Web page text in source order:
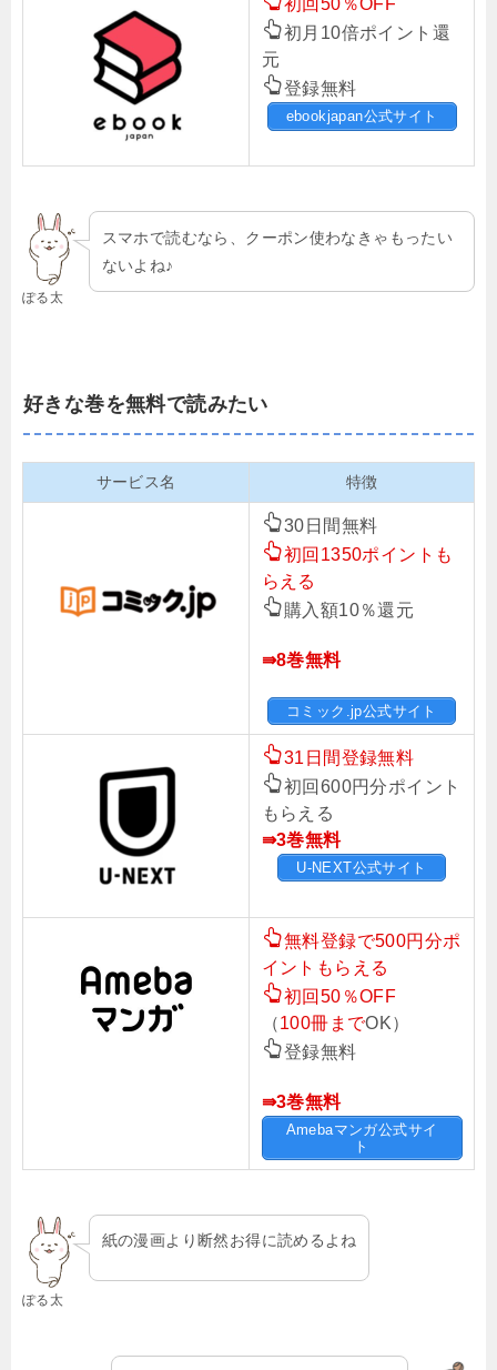
初回50％OFF
初月10倍ポイント還
元
登録無料
ebookjapan公式サイト
ぽる太
スマホで読むなら、クーポン使わなきゃもったい
ないよね♪
好きな巻を無料で読みたい
サービス名 特徴
30日間無料
初回1350ポイントも
らえる
購入額10％還元
⇛8巻無料
コミック.jp公式サイト
31日間登録無料
初回600円分ポイント
もらえる
⇛3巻無料
U-NEXT公式サイト
無料登録で500円分ポ
イントもらえる
初回50％OFF
（100冊までOK）
登録無料
⇛3巻無料
Amebaマンガ公式サイ
ト
ぽる太
紙の漫画より断然お得に読めるよね